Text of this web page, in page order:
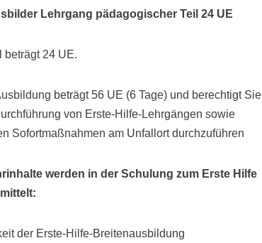
Lehrgang pädagogischer Teil 24 UE
beträgt 24 UE.
beträgt 56 UE (6 Tage) und berechtigt Sie
von Erste-Hilfe-Lehrgängen sowie
Sofortmaßnahmen am Unfallort durchzuführen
werden in der Schulung zum Erste Hilfe
der Erste-Hilfe-Breitenausbildung